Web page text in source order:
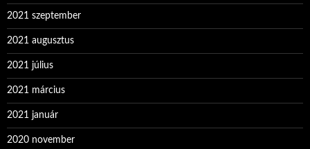
2021 szeptember
2021 augusztus
2021 július
2021 március
2021 január
2020 november